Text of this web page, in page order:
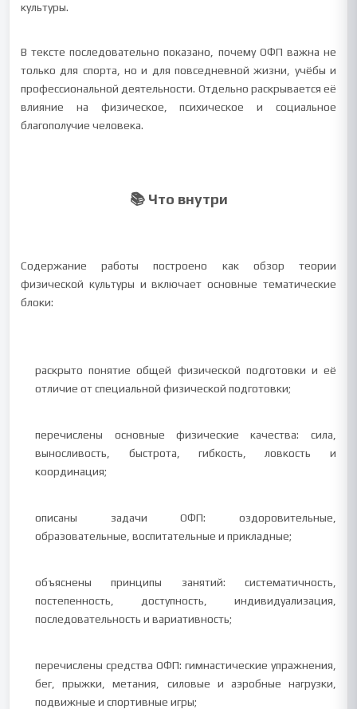
культуры.
В тексте последовательно показано, почему ОФП важна не
только для спорта, но и для повседневной жизни, учёбы и
профессиональной деятельности. Отдельно раскрывается её
влияние на физическое, психическое и социальное
благополучие человека.
📚 Что внутри
Содержание работы построено как обзор теории
физической культуры и включает основные тематические
блоки:
раскрыто понятие общей физической подготовки и её
отличие от специальной физической подготовки;
перечислены основные физические качества: сила,
выносливость, быстрота, гибкость, ловкость и
координация;
описаны задачи ОФП: оздоровительные,
образовательные, воспитательные и прикладные;
объяснены принципы занятий: систематичность,
постепенность, доступность, индивидуализация,
последовательность и вариативность;
перечислены средства ОФП: гимнастические упражнения,
бег, прыжки, метания, силовые и аэробные нагрузки,
подвижные и спортивные игры;